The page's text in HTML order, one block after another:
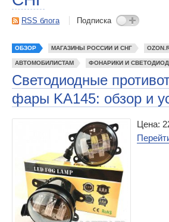
RSS блога Подписка
ОБЗОР МАГАЗИНЫ РОССИИ И СНГ
АВТОМОБИЛИСТАМ ФОНАРИКИ И
Светодиодные
фары KA145: обзор и
Цена: